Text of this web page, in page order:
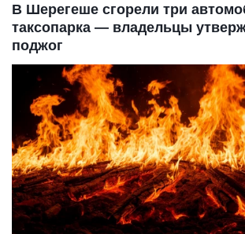
В Шерегеше сгорели три
таксопарка — владельцы
поджог